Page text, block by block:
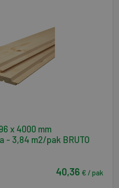
x 4000 mm
- 3,84 m2/pak BRUTO
40,36 € / pak